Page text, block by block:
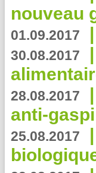
nouveau
01.09.2017 |
30.08.2017 |
28.08.2017 |
anti-
25.08.2017 |